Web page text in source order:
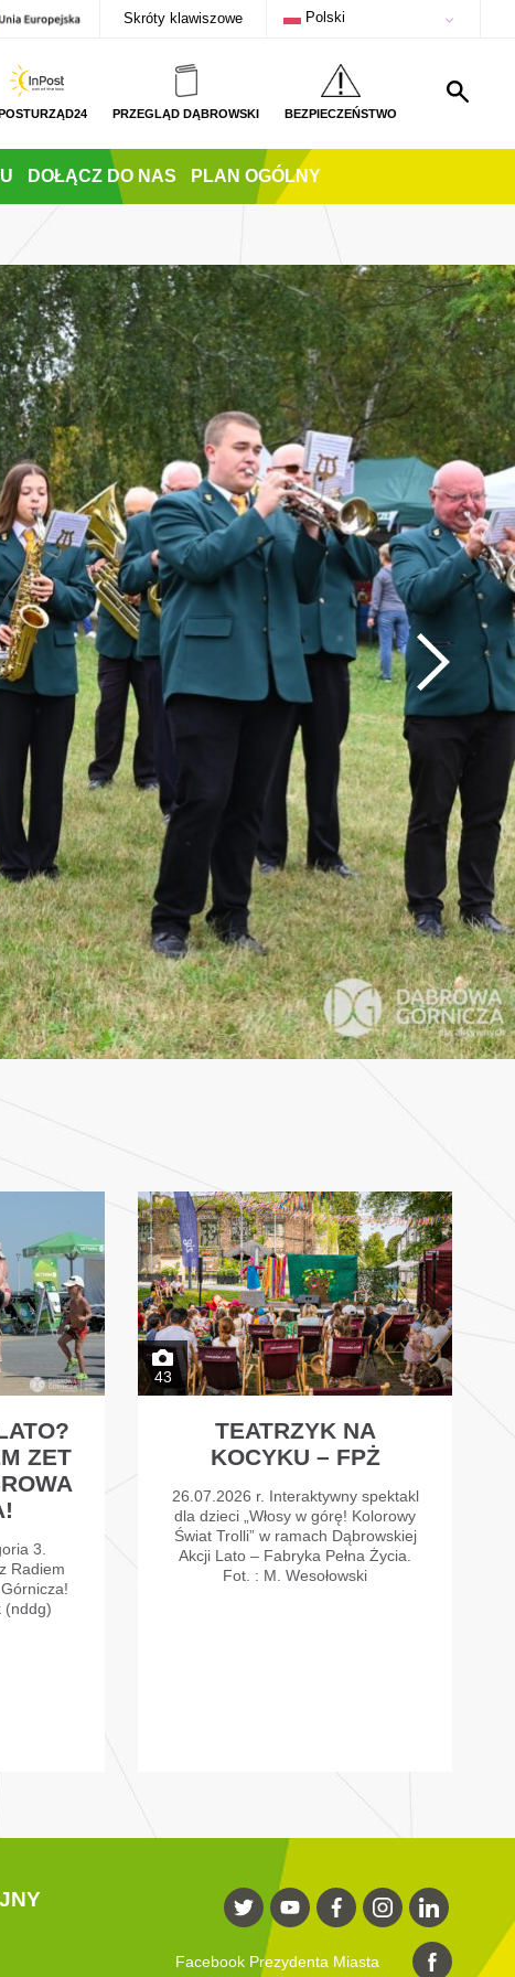
Skróty klawiszowe Polski
PRZEGLĄD DĄBROWSKI BEZPIECZEŃSTWO
DOŁĄCZ DO NAS PLAN OGÓLNY
ZET
3.
Radiem
(nddg)
43
TEATRZYK NA
KOCYKU – FPŻ
26.07.2026 r. Interaktywny spektakl
dla dzieci „Włosy w górę! Kolorowy
Świat Trolli” w ramach Dąbrowskiej
Akcji Lato – Fabryka Pełna Życia.
Fot. : M. Wesołowski
Facebook Prezydenta Miasta